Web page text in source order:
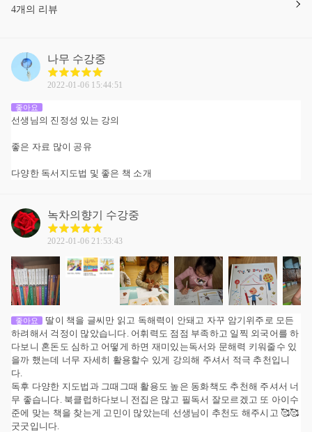
4개의 리뷰
나무 수강중
2022-01-06 15:44:51
좋아요
선생님의 진정성 있는 강의
좋은 자료 많이 공유
다양한 독서지도법 및 좋은 책 소개
녹차의향기 수강중
2022-01-06 21:53:43
좋아요
딸이 책을 글씨만 읽고 독해력이 안돼고 자꾸 암기위주로 모든
하려해서 걱정이 많았습니다. 어휘력도 점점 부족하고 일찍 외국어를 하
다보니 혼돈도 심하고 어떻게 하면 재미있는독서와 문해력 키워줄수 있
을까 했는데 너무 자세히 활용할수 있게 강의해 주셔서 적극 추천입니
다.
독후 다양한 지도법과 그때그때 활용도 높은 동화책도 추천해 주셔서 너
무 좋습니다. 북클럽하다보니 전집은 많고 필독서 잘모르겠고 또 아이수
준에 맞는 책을 찾는게 고민이 많았는데 선생님이 추천도 해주시고 🥰🥰
굿굿입니다.